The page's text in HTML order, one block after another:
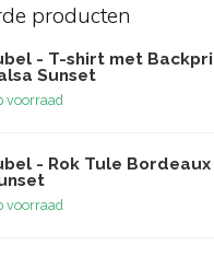
producten
- T-shirt met
Sunset
voorraad
- Rok Tule Bordeaux
voorraad